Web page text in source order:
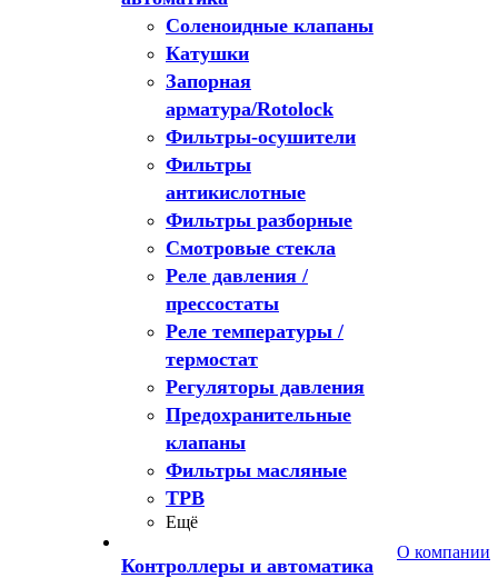
Соленоидные клапаны
Катушки
Запорная
арматура/Rotolock
Фильтры-осушители
Фильтры
антикислотные
Фильтры разборные
Смотровые стекла
Реле давления /
прессостаты
Реле температуры /
термостат
Регуляторы давления
Предохранительные
клапаны
Фильтры масляные
ТРВ
Ещё
Контроллеры и автоматика
О компании